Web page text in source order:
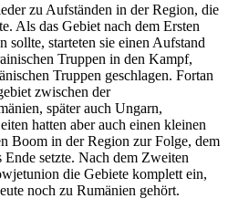
zu Aufständen in der Region, die
Als das Gebiet nach dem Ersten
sollte, starteten sie einen Aufstand
Truppen in den Kampf,
Truppen geschlagen. Fortan
zwischen der
später auch Ungarn,
hatten aber auch einen kleinen
Boom in der Region zur Folge, dem
setzte. Nach dem Zweiten
die Gebiete komplett ein,
noch zu Rumänien gehört.